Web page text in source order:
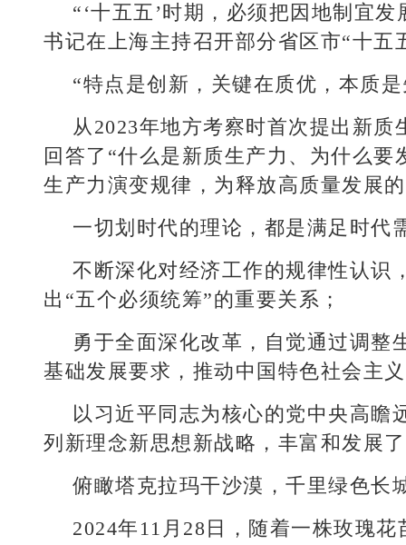
“‘十五五’时期，必须把因地制宜
书记在上海主持召开部分省区市“十
“特点是创新，关键在质优，本质
从2023年地方考察时首次提出新
回答了“什么是新质生产力、为什么
生产力演变规律，为释放高质量发展
一切划时代的理论，都是满足时代
不断深化对经济工作的规律性认识
出“五个必须统筹”的重要关系；
勇于全面深化改革，自觉通过调整
基础发展要求，推动中国特色社会主
以习近平同志为核心的党中央高瞻
列新理念新思想新战略，丰富和发展
俯瞰塔克拉玛干沙漠，千里绿色长
2024年11月28日，随着一株玫瑰